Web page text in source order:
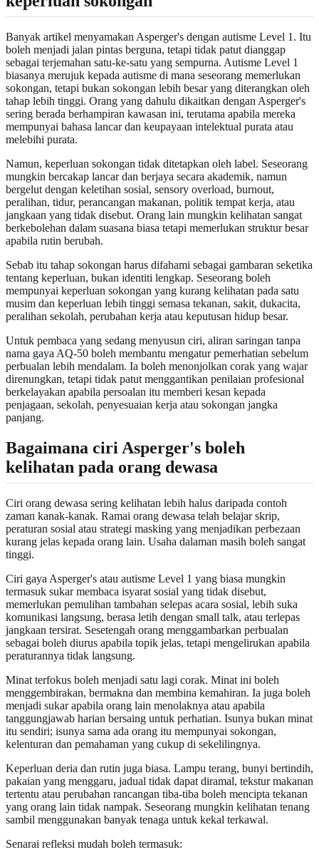
Banyak artikel menyamakan Asperger's dengan autisme Level 1. Itu
boleh menjadi jalan pintas berguna, tetapi tidak patut dianggap
sebagai terjemahan satu-ke-satu yang sempurna. Autisme Level 1
biasanya merujuk kepada autisme di mana seseorang memerlukan
sokongan, tetapi bukan sokongan lebih besar yang diterangkan oleh
tahap lebih tinggi. Orang yang dahulu dikaitkan dengan Asperger's
sering berada berhampiran kawasan ini, terutama apabila mereka
mempunyai bahasa lancar dan keupayaan intelektual purata atau
melebihi purata.
Namun, keperluan sokongan tidak ditetapkan oleh label. Seseorang
mungkin bercakap lancar dan berjaya secara akademik, namun
bergelut dengan keletihan sosial, sensory overload, burnout,
peralihan, tidur, perancangan makanan, politik tempat kerja, atau
jangkaan yang tidak disebut. Orang lain mungkin kelihatan sangat
berkebolehan dalam suasana biasa tetapi memerlukan struktur besar
apabila rutin berubah.
Sebab itu tahap sokongan harus difahami sebagai gambaran seketika
tentang keperluan, bukan identiti lengkap. Seseorang boleh
mempunyai keperluan sokongan yang kurang kelihatan pada satu
musim dan keperluan lebih tinggi semasa tekanan, sakit, dukacita,
peralihan sekolah, perubahan kerja atau keputusan hidup besar.
Untuk pembaca yang sedang menyusun ciri, aliran saringan tanpa
nama gaya AQ-50 boleh membantu mengatur pemerhatian sebelum
perbualan lebih mendalam. Ia boleh menonjolkan corak yang wajar
direnungkan, tetapi tidak patut menggantikan penilaian profesional
berkelayakan apabila persoalan itu memberi kesan kepada
penjagaan, sekolah, penyesuaian kerja atau sokongan jangka
panjang.
Bagaimana ciri Asperger's boleh
kelihatan pada orang dewasa
Ciri orang dewasa sering kelihatan lebih halus daripada contoh
zaman kanak-kanak. Ramai orang dewasa telah belajar skrip,
peraturan sosial atau strategi masking yang menjadikan perbezaan
kurang jelas kepada orang lain. Usaha dalaman masih boleh sangat
tinggi.
Ciri gaya Asperger's atau autisme Level 1 yang biasa mungkin
termasuk sukar membaca isyarat sosial yang tidak disebut,
memerlukan pemulihan tambahan selepas acara sosial, lebih suka
komunikasi langsung, berasa letih dengan small talk, atau terlepas
jangkaan tersirat. Sesetengah orang menggambarkan perbualan
sebagai boleh diurus apabila topik jelas, tetapi mengelirukan apabila
peraturannya tidak langsung.
Minat terfokus boleh menjadi satu lagi corak. Minat ini boleh
menggembirakan, bermakna dan membina kemahiran. Ia juga boleh
menjadi sukar apabila orang lain menolaknya atau apabila
tanggungjawab harian bersaing untuk perhatian. Isunya bukan minat
itu sendiri; isunya sama ada orang itu mempunyai sokongan,
kelenturan dan pemahaman yang cukup di sekelilingnya.
Keperluan deria dan rutin juga biasa. Lampu terang, bunyi bertindih,
pakaian yang menggaru, jadual tidak dapat diramal, tekstur makanan
tertentu atau perubahan rancangan tiba-tiba boleh mencipta tekanan
yang orang lain tidak nampak. Seseorang mungkin kelihatan tenang
sambil menggunakan banyak tenaga untuk kekal terkawal.
Senarai refleksi mudah boleh termasuk: